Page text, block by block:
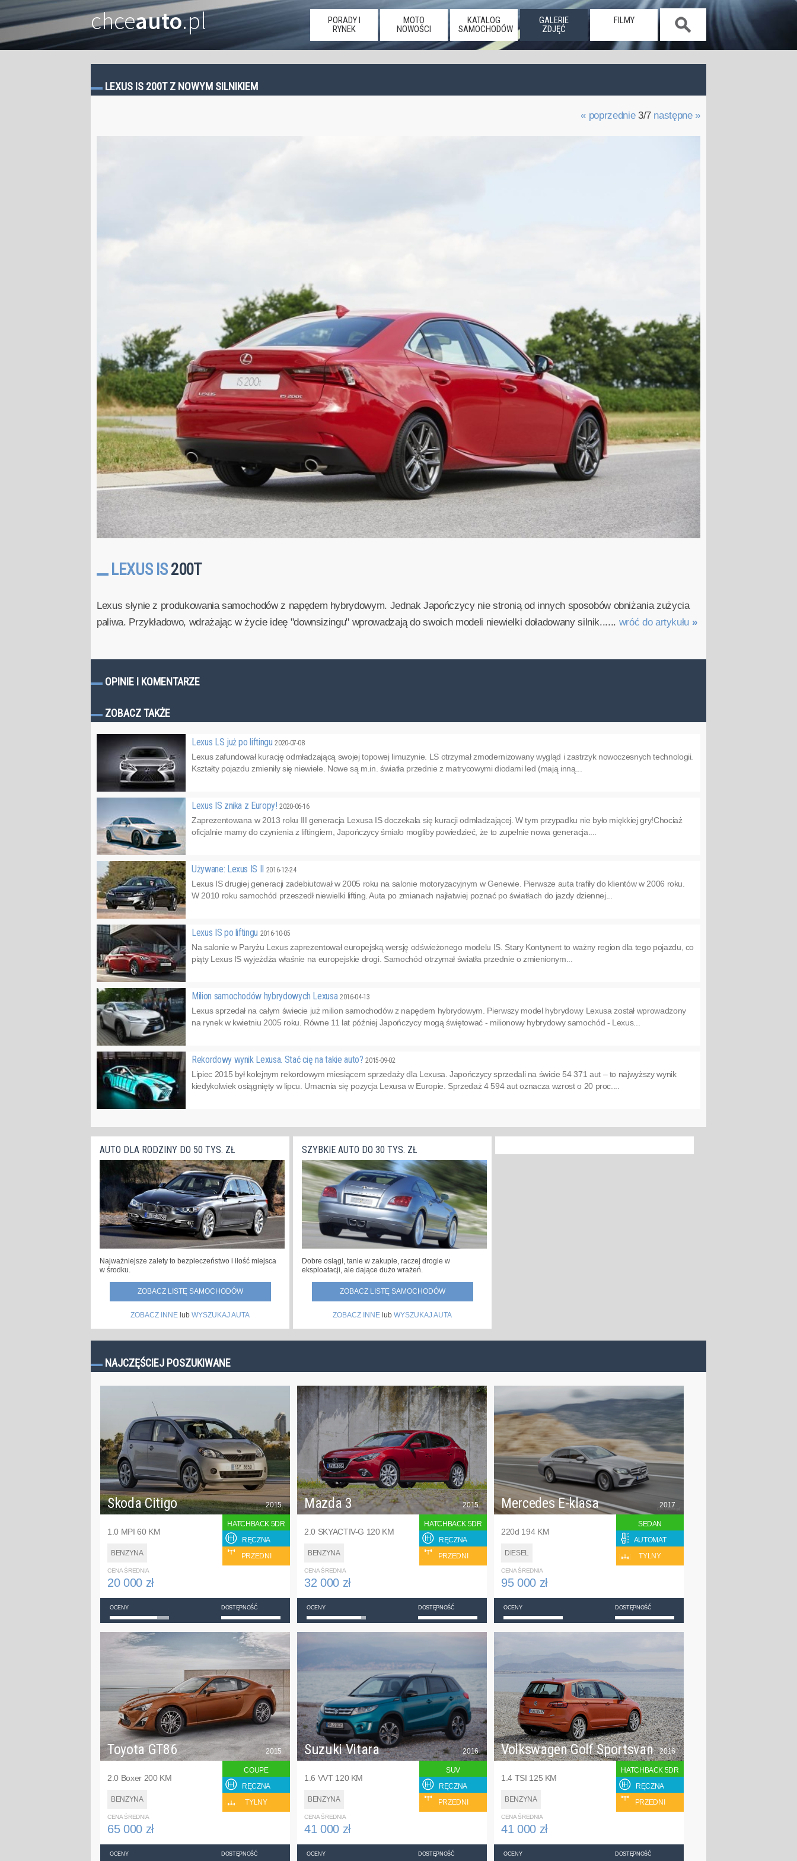
chceauto.pl
PORADY I
RYNEK
MOTO
NOWOŚCI
KATALOG
SAMOCHODÓW
GALERIE
ZDJĘĆ
FILMY
LEXUS IS 200T Z NOWYM SILNIKIEM
« poprzednie3/7 następne »
LEXUS IS200T
Lexus słynie z produkowania samochodów z napędem hybrydowym. Jednak Japończycy nie stronią od innych sposobów obniżania zużycia
paliwa. Przykładowo, wdrażając w życie ideę "downsizingu" wprowadzają do swoich modeli niewielki doładowany silnik...... wróć do artykułu »
OPINIE I KOMENTARZE
ZOBACZ TAKŻE
Lexus LS już po liftingu2020-07-08
Lexus zafundował kurację odmładzającą swojej topowej limuzynie. LS otrzymał zmodernizowany wygląd i zastrzyk nowoczesnych technologii.
Kształty pojazdu zmieniły się niewiele. Nowe są m.in. światła przednie z matrycowymi diodami led (mają inną...
Lexus IS znika z Europy!2020-06-16
Zaprezentowana w 2013 roku III generacja Lexusa IS doczekała się kuracji odmładzającej. W tym przypadku nie było miękkiej gry!Chociaż
oficjalnie mamy do czynienia z liftingiem, Japończycy śmiało mogliby powiedzieć, że to zupełnie nowa generacja....
Używane: Lexus IS II 2016-12-24
Lexus IS drugiej generacji zadebiutował w 2005 roku na salonie motoryzacyjnym w Genewie. Pierwsze auta trafiły do klientów w 2006 roku.
W 2010 roku samochód przeszedł niewielki lifting. Auta po zmianach najłatwiej poznać po światłach do jazdy dziennej...
Lexus IS po liftingu 2016-10-05
Na salonie w Paryżu Lexus zaprezentował europejską wersję odświeżonego modelu IS. Stary Kontynent to ważny region dla tego pojazdu, co
piąty Lexus IS wyjeżdża właśnie na europejskie drogi. Samochód otrzymał światła przednie o zmienionym...
Milion samochodów hybrydowych Lexusa2016-04-13
Lexus sprzedał na całym świecie już milion samochodów z napędem hybrydowym. Pierwszy model hybrydowy Lexusa został wprowadzony
na rynek w kwietniu 2005 roku. Równe 11 lat później Japończycy mogą świętować - milionowy hybrydowy samochód - Lexus...
Rekordowy wynik Lexusa. Stać cię na takie auto?2015-09-02
Lipiec 2015 był kolejnym rekordowym miesiącem sprzedaży dla Lexusa. Japończycy sprzedali na świcie 54 371 aut – to najwyższy wynik
kiedykolwiek osiągnięty w lipcu. Umacnia się pozycja Lexusa w Europie. Sprzedaż 4 594 aut oznacza wzrost o 20 proc....
AUTO DLA RODZINY DO 50 TYS. ZŁ
Najważniejsze zalety to bezpieczeństwo i ilość miejsca
w środku.
ZOBACZ LISTĘ SAMOCHODÓW
ZOBACZ INNE lub WYSZUKAJ AUTA
SZYBKIE AUTO DO 30 TYS. ZŁ
Dobre osiągi, tanie w zakupie, raczej drogie w
eksploatacji, ale dające dużo wrażeń.
ZOBACZ LISTĘ SAMOCHODÓW
ZOBACZ INNE lub WYSZUKAJ AUTA
NAJCZĘŚCIEJ POSZUKIWANE
Skoda Citigo
1.0 MPI 60 KM
BENZYNA
2015
HATCHBACK 5DR
RĘCZNA
PRZEDNI
CENA ŚREDNIA
20 000 zł
OCENY DOSTĘPNOŚĆ
Mazda 3
2.0 SKYACTIV-G 120 KM
BENZYNA
2015
HATCHBACK 5DR
RĘCZNA
PRZEDNI
CENA ŚREDNIA
32 000 zł
OCENY DOSTĘPNOŚĆ
Mercedes E-klasa
220d 194 KM
DIESEL
2017
SEDAN
AUTOMAT
TYLNY
CENA ŚREDNIA
95 000 zł
OCENY DOSTĘPNOŚĆ
Toyota GT86
2.0 Boxer 200 KM
BENZYNA
2015
COUPE
RĘCZNA
TYLNY
CENA ŚREDNIA
65 000 zł
OCENY DOSTĘPNOŚĆ
Suzuki Vitara
1.6 VVT 120 KM
BENZYNA
2016
SUV
RĘCZNA
PRZEDNI
CENA ŚREDNIA
41 000 zł
OCENY DOSTĘPNOŚĆ
Volkswagen Golf Sportsvan
1.4 TSI 125 KM
BENZYNA
2016
HATCHBACK 5DR
RĘCZNA
PRZEDNI
CENA ŚREDNIA
41 000 zł
OCENY DOSTĘPNOŚĆ